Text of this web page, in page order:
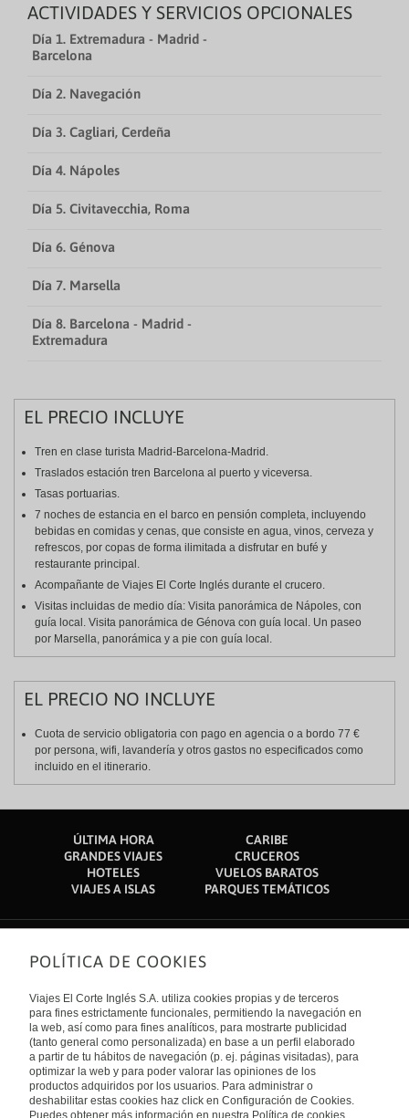
ACTIVIDADES Y SERVICIOS OPCIONALES
Día 1. Extremadura - Madrid -
Barcelona
Día 2. Navegación
Día 3. Cagliari, Cerdeña
Día 4. Nápoles
Día 5. Civitavecchia, Roma
Día 6. Génova
Día 7. Marsella
Día 8. Barcelona - Madrid -
Extremadura
EL PRECIO INCLUYE
Tren en clase turista Madrid-Barcelona-Madrid.
Traslados estación tren Barcelona al puerto y viceversa.
Tasas portuarias.
7 noches de estancia en el barco en pensión completa, incluyendo
bebidas en comidas y cenas, que consiste en agua, vinos, cerveza y
refrescos, por copas de forma ilimitada a disfrutar en bufé y
restaurante principal.
Acompañante de Viajes El Corte Inglés durante el crucero.
Visitas incluidas de medio día: Visita panorámica de Nápoles, con
guía local. Visita panorámica de Génova con guía local. Un paseo
por Marsella, panorámica y a pie con guía local.
EL PRECIO NO INCLUYE
Cuota de servicio obligatoria con pago en agencia o a bordo 77 €
por persona, wifi, lavandería y otros gastos no especificados como
incluido en el itinerario.
ÚLTIMA HORA
CARIBE
GRANDES VIAJES
CRUCEROS
HOTELES
VUELOS BARATOS
VIAJES A ISLAS
PARQUES TEMÁTICOS
Sobre nosotros
Quiénes somos
Financiación
Sostenibilidad
Turismo accesible
Tarjeta El Corte Inglés
Trabaja con nosotros
El Corte Inglés
Canal Ético
Enlaces de interés
Guías de viaje
Catálogos
Auto check-in
Condiciones Generales
Política de privacidad
Internacional
España
POLÍTICA DE COOKIES
Viajes El Corte Inglés S.A. utiliza cookies propias y de terceros
para fines estrictamente funcionales, permitiendo la navegación en
la web, así como para fines analíticos, para mostrarte publicidad
(tanto general como personalizada) en base a un perfil elaborado
a partir de tu hábitos de navegación (p. ej. páginas visitadas), para
optimizar la web y para poder valorar las opiniones de los
productos adquiridos por los usuarios. Para administrar o
deshabilitar estas cookies haz click en Configuración de Cookies.
Puedes obtener más información en nuestra Política de cookies.